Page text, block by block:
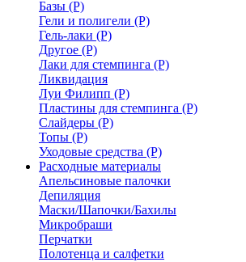
Базы (Р)
Гели и полигели (Р)
Гель-лаки (Р)
Другое (Р)
Лаки для стемпинга (Р)
Ликвидация
Луи Филипп (Р)
Пластины для стемпинга (Р)
Слайдеры (Р)
Топы (Р)
Уходовые средства (Р)
Расходные материалы
Апельсиновые палочки
Депиляция
Маски/Шапочки/Бахилы
Микробраши
Перчатки
Полотенца и салфетки